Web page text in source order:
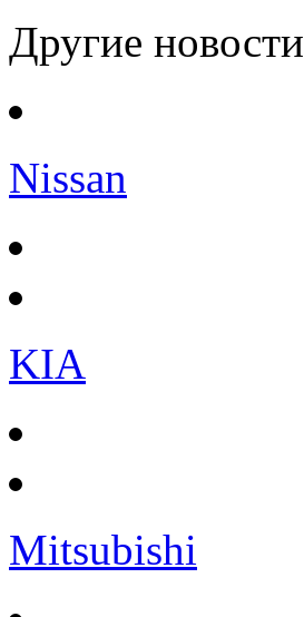
Другие новости
Nissan
KIA
Mitsubishi